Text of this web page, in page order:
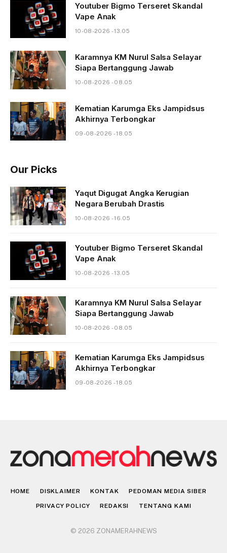
Youtuber Bigmo Terseret Skandal
Vape Anak
10-08-2026 - 13.05
Karamnya KM Nurul Salsa Selayar
Siapa Bertanggung Jawab
10-08-2026 - 08.05
Kematian Karumga Eks Jampidsus
Akhirnya Terbongkar
09-08-2026 - 18.05
Our Picks
Yaqut Digugat Angka Kerugian
Negara Berubah Drastis
10-08-2026 - 16.05
Youtuber Bigmo Terseret Skandal
Vape Anak
10-08-2026 - 13.05
Karamnya KM Nurul Salsa Selayar
Siapa Bertanggung Jawab
10-08-2026 - 08.05
Kematian Karumga Eks Jampidsus
Akhirnya Terbongkar
09-08-2026 - 18.05
HOME DISKLAIMER KONTAK PEDOMAN MEDIA SIBER
PRIVACY POLICY REDAKSI TENTANG KAMI
© 2026 ZONAMERAHNEWS